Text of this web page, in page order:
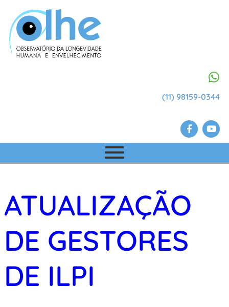
(11) 98159-0344
ATUALIZAÇÃO
DE GESTORES
DE ILPI